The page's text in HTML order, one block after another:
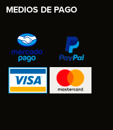
MEDIOS DE PAGO